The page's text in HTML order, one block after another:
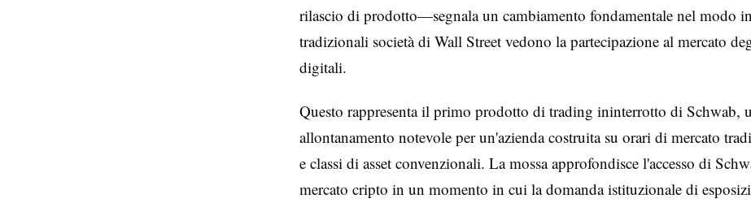
rilascio di prodotto—segnala un cambiamento fondamentale nel modo
tradizionali società di Wall Street vedono la partecipazione al mercato
digitali.
Questo rappresenta il primo prodotto di trading ininterrotto di Schwab,
allontanamento notevole per un'azienda costruita su orari di mercato
e classi di asset convenzionali. La mossa approfondisce l'accesso di
mercato cripto in un momento in cui la domanda istituzionale di